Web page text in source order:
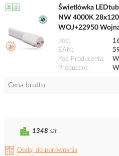
Świetlówka
NW 4000K
WOJ+22950
Kod
EAN
Kod Producenta
Producent
Cena brutto
Dodaj do porównania
1348 szt